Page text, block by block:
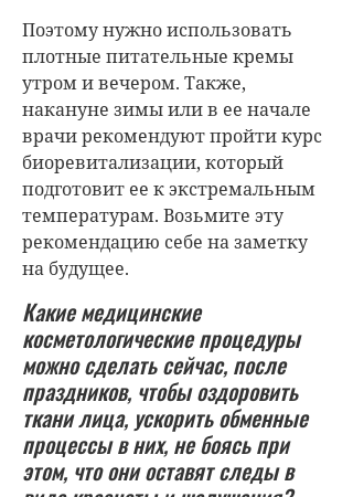
Поэтому нужно использовать
плотные питательные кремы
утром и вечером. Также,
накануне зимы или в ее начале
врачи рекомендуют пройти курс
биоревитализации, который
подготовит ее к экстремальным
температурам. Возьмите эту
рекомендацию себе на заметку
на будущее.
Какие медицинские
косметологические процедуры
можно сделать сейчас, после
праздников, чтобы оздоровить
ткани лица, ускорить обменные
процессы в них, не боясь при
этом, что они оставят следы в